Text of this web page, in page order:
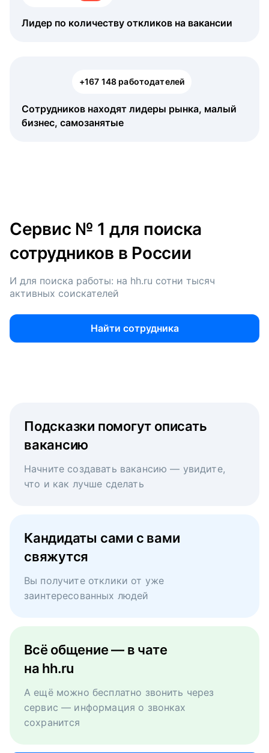
Лидер по количеству откликов на вакансии
+167 148 работодателей
Сотрудников находят лидеры рынка, малый
бизнес, самозанятые
Сервис № 1 для поиска
сотрудников в России
И для поиска работы: на hh.ru сотни тысяч
активных соискателей
Найти сотрудника
Подсказки помогут описать
вакансию
Начните создавать вакансию — увидите,
что и как лучше сделать
Кандидаты сами с вами
свяжутся
Вы получите отклики от уже
заинтересованных людей
Всё общение — в чате
на hh.ru
А ещё можно бесплатно звонить через
сервис — информация о звонках
сохранится